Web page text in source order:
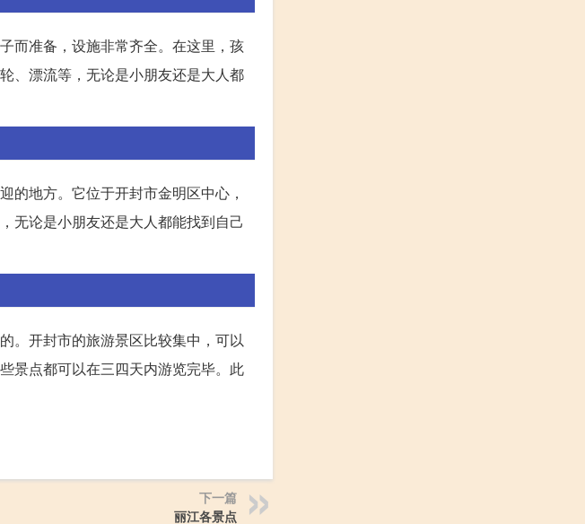
而准备，设施非常齐全。在这里，孩
、漂流等，无论是小朋友还是大人都
的地方。它位于开封市金明区中心，
无论是小朋友还是大人都能找到自己
。开封市的旅游景区比较集中，可以
景点都可以在三四天内游览完毕。此
下一篇
丽江各景点